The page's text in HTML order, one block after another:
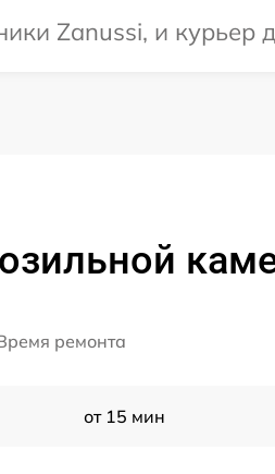
Zanussi, и курьер
ремонта
от 15 мин